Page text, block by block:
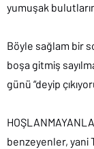
yumuşak
Böyle sağlam bir
boşa gitmiş
günü “deyip
benzeyenler, yani